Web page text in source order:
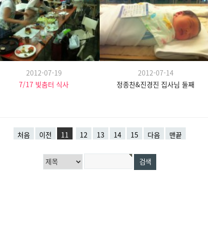
2012-07-19
7/17 빛춤터 식사
2012-07-14
정종찬&진경진 집사님 둘째
처음 이전 11 12 13 14 15 다음 맨끝